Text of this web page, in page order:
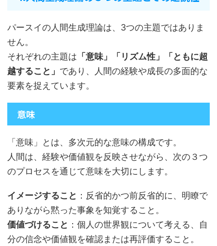
パースイの人間生成理論は、3つの主題ではありま
せん。
それぞれの主題は 「意味」「リズム性」「ともに超
越すること」 であり、人間の経験や成長の多面的な
要素を捉えています。
意味
「意味」とは、多次元的な意味の構成です。
人間は、経験や価値観を反映させながら、次の３つ
のプロセスを通じて意味を大切にします。
イメージすること ：反省的かつ前反省的に、明瞭で
ありながら黙った事象を知覚すること。
価値づけること ：個人の世界観について考える、自
分の信念や価値観を確認または再評価すること。